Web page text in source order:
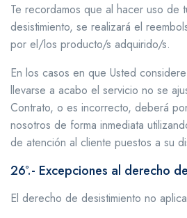
Te recordamos que al hacer uso de
desistimiento, se realizará el
por el/los producto/s adquirido/s.
En los casos en que Usted
llevarse a acabo el servicio no se
Contrato, o es incorrecto, deberá
nosotros de forma inmediata
de atención al cliente puestos a su
26º.- Excepciones al derecho
El derecho de desistimiento no